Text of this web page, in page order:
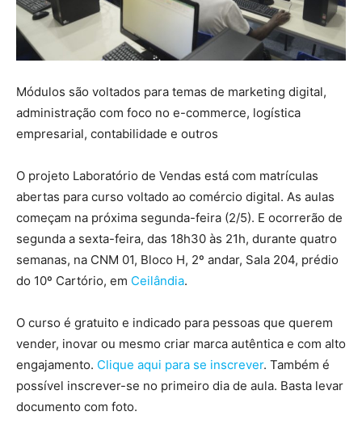
Módulos são voltados para temas de marketing digital,
administração com foco no e-commerce, logística
empresarial, contabilidade e outros
O projeto Laboratório de Vendas está com matrículas
abertas para curso voltado ao comércio digital. As aulas
começam na próxima segunda-feira (2/5). E ocorrerão de
segunda a sexta-feira, das 18h30 às 21h, durante quatro
semanas, na CNM 01, Bloco H, 2º andar, Sala 204, prédio
do 10º Cartório, em Ceilândia.
O curso é gratuito e indicado para pessoas que querem
vender, inovar ou mesmo criar marca autêntica e com alto
engajamento. Clique aqui para se inscrever. Também é
possível inscrever-se no primeiro dia de aula. Basta levar
documento com foto.